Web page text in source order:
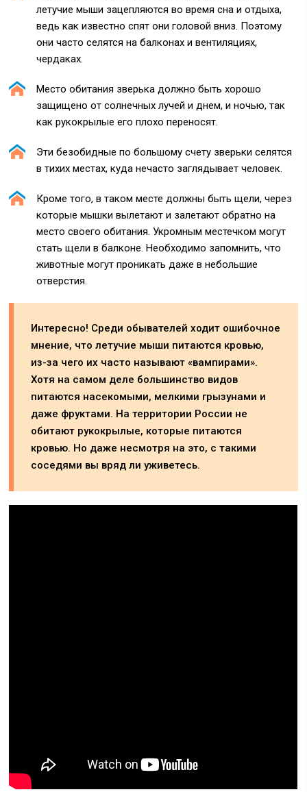
летучие мыши зацепляются во время сна и отдыха,
ведь как известно спят они головой вниз. Поэтому
они часто селятся на балконах и вентиляциях,
чердаках.
Место обитания зверька должно быть хорошо
защищено от солнечных лучей и днем, и ночью, так
как рукокрылые его плохо переносят.
Эти безобидные по большому счету зверьки селятся
в тихих местах, куда нечасто заглядывает человек.
Кроме того, в таком месте должны быть щели, через
которые мышки вылетают и залетают обратно на
место своего обитания. Укромным местечком могут
стать щели в балконе. Необходимо запомнить, что
животные могут проникать даже в небольшие
отверстия.
Интересно! Среди обывателей ходит ошибочное
мнение, что летучие мыши питаются кровью,
из-за чего их часто называют «вампирами».
Хотя на самом деле большинство видов
питаются насекомыми, мелкими грызунами и
даже фруктами. На территории России не
обитают рукокрылые, которые питаются
кровью. Но даже несмотря на это, с такими
соседями вы вряд ли уживетесь.